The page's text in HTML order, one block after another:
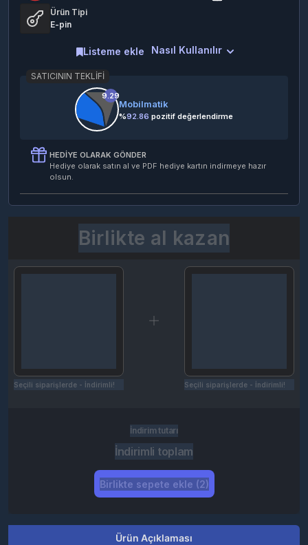
Ürün Tipi
E-pin
Nasıl Kullanılır
Listeme ekle
SATICININ TEKLIFI
9.29
Mobilmatik
%92.86 pozitif değerlendirme
HEDIYE OLARAK GÖNDER
Hediye olarak satın al ve PDF hediye kartın indirmeye hazır
olsun.
Birlikte al kazan
Seçili siparişlerde - İndirimli! Seçili siparişlerde - İndirimli!
İndirim tutarı
İndirimli toplam
Birlikte sepete ekle (2)
Ürün Açıklaması